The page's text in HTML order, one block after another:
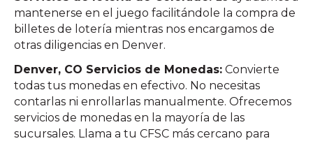
mantenerse en el juego facilitándole la compra de
billetes de lotería mientras nos encargamos de
otras diligencias en Denver.
Denver, CO Servicios de Monedas: Convierte
todas tus monedas en efectivo. No necesitas
contarlas ni enrollarlas manualmente. Ofrecemos
servicios de monedas en la mayoría de las
sucursales. Llama a tu CFSC más cercano para